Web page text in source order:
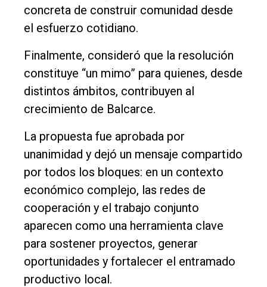
concreta de construir comunidad desde
el esfuerzo cotidiano.
Finalmente, consideró que la resolución
constituye “un mimo” para quienes, desde
distintos ámbitos, contribuyen al
crecimiento de Balcarce.
La propuesta fue aprobada por
unanimidad y dejó un mensaje compartido
por todos los bloques: en un contexto
económico complejo, las redes de
cooperación y el trabajo conjunto
aparecen como una herramienta clave
para sostener proyectos, generar
oportunidades y fortalecer el entramado
productivo local.